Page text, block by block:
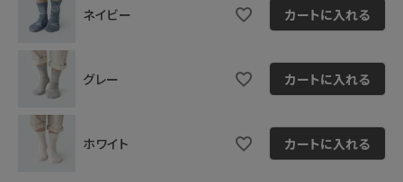
ネイビー カートに入れる
グレー カートに入れる
ホワイト カートに入れる